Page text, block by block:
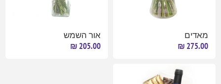
מאדים
275.00 ₪
אור השמש
205.00 ₪